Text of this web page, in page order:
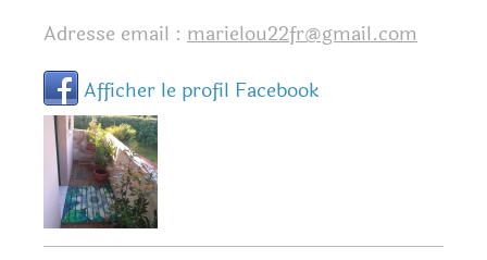
Adresse email : marielou22fr@gmail.com
Afficher le profil Facebook